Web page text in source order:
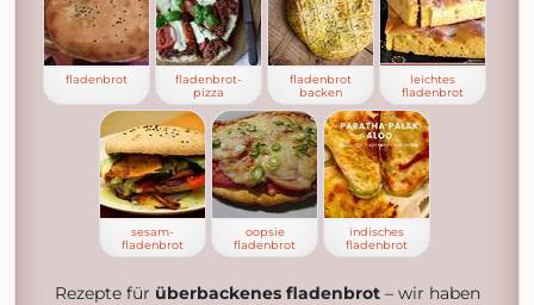
fladenbrot
fladenbrot-
pizza
fladenbrot
backen
leichtes
fladenbrot
sesam-
fladenbrot
oopsie
fladenbrot
indisches
fladenbrot
Rezepte für überbackenes fladenbrot– wir haben